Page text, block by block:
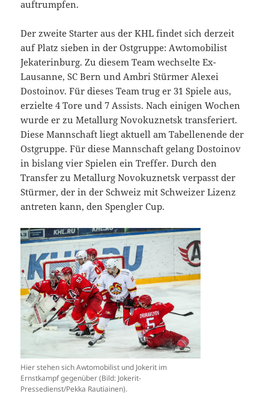
auftrumpfen.
Der zweite Starter aus der KHL findet sich derzeit
auf Platz sieben in der Ostgruppe: Awtomobilist
Jekaterinburg. Zu diesem Team wechselte Ex-
Lausanne, SC Bern und Ambri Stürmer Alexei
Dostoinov. Für dieses Team trug er 31 Spiele aus,
erzielte 4 Tore und 7 Assists. Nach einigen Wochen
wurde er zu Metallurg Novokuznetsk transferiert.
Diese Mannschaft liegt aktuell am Tabellenende der
Ostgruppe. Für diese Mannschaft gelang Dostoinov
in bislang vier Spielen ein Treffer. Durch den
Transfer zu Metallurg Novokuznetsk verpasst der
Stürmer, der in der Schweiz mit Schweizer Lizenz
antreten kann, den Spengler Cup.
Hier stehen sich Awtomobilist und Jokerit im
Ernstkampf gegenüber (Bild: Jokerit-
Pressedienst/Pekka Rautiainen).